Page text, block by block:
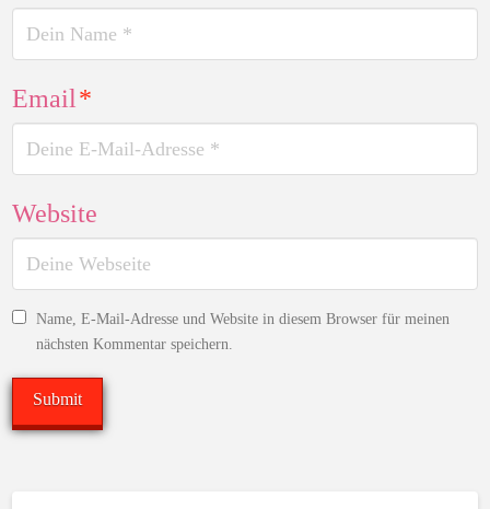
Email*
Website
Name, E-Mail-Adresse und Website in diesem Browser für meinen
nächsten Kommentar speichern.